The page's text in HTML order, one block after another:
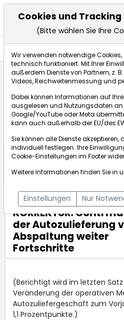
KORREKTUR: Conti macht in
dpa-AFX Compact
ÜBERSICHT DPA-AFX
KORREKTUR: Conti
der Autozulieferung
Abspaltung weiter
Fortschritte
(Berichtigt wird im letzten
Veränderung der operativen
Autozuliefergeschäft zum
1,1 Prozentpunkte.)
Cookies und
(Bitte wählen Sie Ihre
Wir verwenden notwendige
technisch funktioniert. Mit Ihrer
außerdem Dienste von Partnern, z.
Videos, Reichweitenmessung und
Dabei können Informationen auf
ausgelesen und Nutzungsdaten an
Google/YouTube oder Meta
kann auch außerhalb der EU/des
Sie können alle Dienste akzeptieren,
individuell festlegen. Ihre
Cookie-Einstellungen im Footer
Weitere Informationen finden Sie in
Einstellungen Nur